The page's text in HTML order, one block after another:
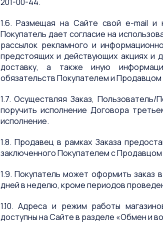
1.6. Размещая на Сайте свой e-mail и
Покупатель дает согласие на
рассылок рекламного и
предстоящих и действующих акциях и
доставку, а также иную
обязательств Покупателем и
1.7. Осуществляя Заказ,
поручить исполнение Договора
исполнение.
1.8. Продавец в рамках Заказа
заключенного Покупателем с
1.9. Покупатель может оформить заказ
дней в неделю, кроме периодов
1.10. Адреса и режим работы
доступны на Сайте в разделе «Обмен и